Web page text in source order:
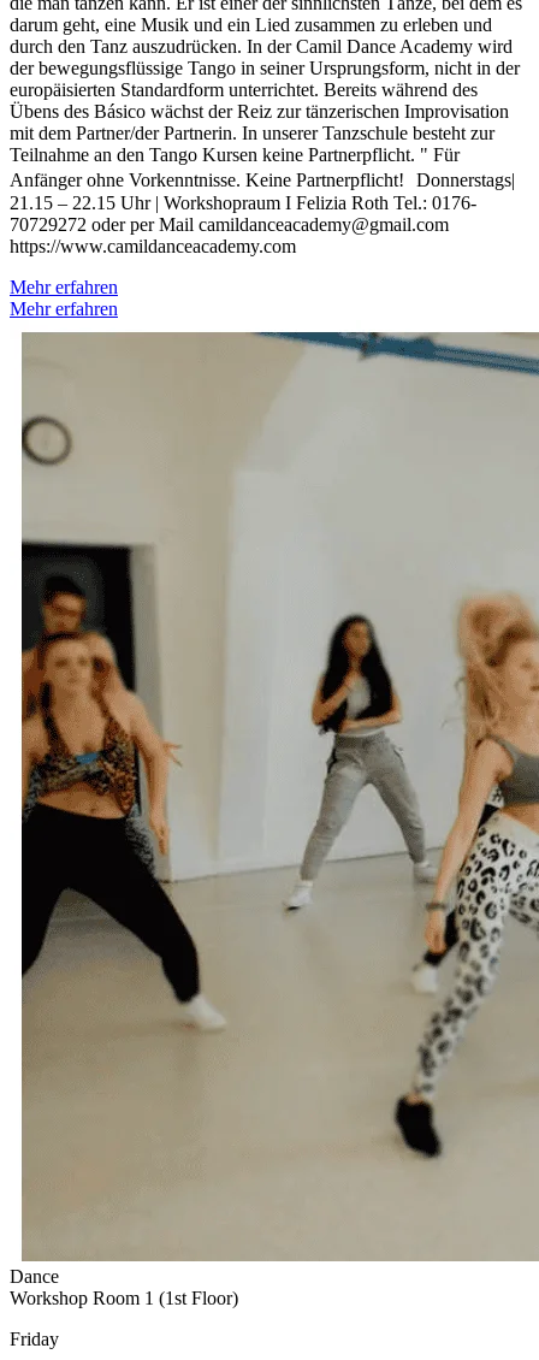
darum geht, eine Musik und ein Lied zusammen zu erleben und
durch den Tanz auszudrücken. In der Camil Dance Academy wird
der bewegungsflüssige Tango in seiner Ursprungsform, nicht in der
europäisierten Standardform unterrichtet. Bereits während des
Übens des Básico wächst der Reiz zur tänzerischen Improvisation
mit dem Partner/der Partnerin. In unserer Tanzschule besteht zur
Teilnahme an den Tango Kursen keine Partnerpflicht. ​" Für
Anfänger ohne Vorkenntnisse. Keine Partnerpflicht! Donnerstags|
21.15 – 22.15 Uhr | Workshopraum I Felizia Roth Tel.: 0176-
70729272 oder per Mail camildanceacademy@gmail.com
https://www.camildanceacademy.com
Mehr erfahren
Mehr erfahren
Dance
Workshop Room 1 (1st Floor)
Friday